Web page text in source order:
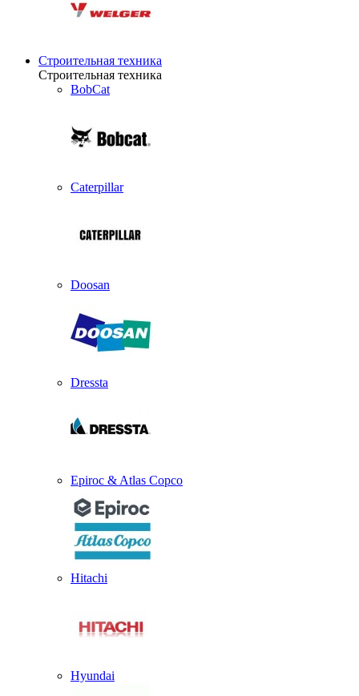
Строительная техника
Строительная техника
BobCat
Caterpillar
Doosan
Dressta
Epiroc & Atlas Copco
Hitachi
Hyundai